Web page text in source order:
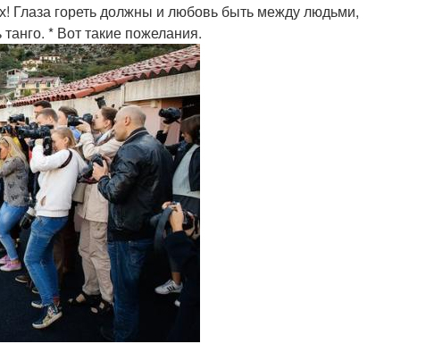
Глаза гореть должны и любовь быть между людьми,
* Вот такие пожелания.